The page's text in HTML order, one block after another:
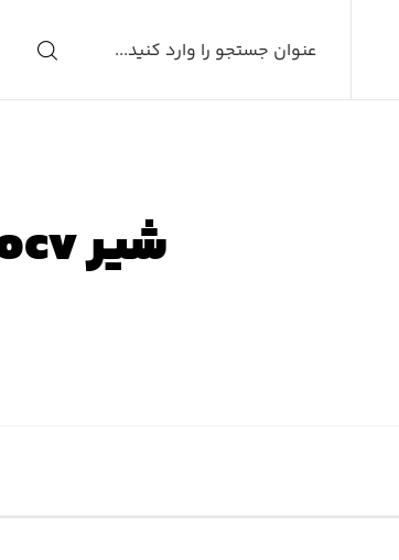
شیر ocv روغن تویوتا پریوس